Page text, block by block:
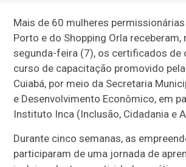
Mais de 60 mulheres
Porto e do Shopping Orla receberam,
segunda-feira (7), os certificados de
curso de capacitação promovido
Cuiabá, por meio da Secretaria
e Desenvolvimento Econômico, em
Instituto Inca (Inclusão, Cidadania e
Durante cinco semanas, as
participaram de uma jornada de